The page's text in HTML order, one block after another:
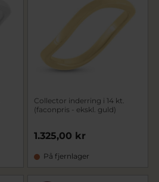
Collector inderring i 14 kt.
(faconpris - ekskl. guld)
1.325,00 kr
På fjernlager